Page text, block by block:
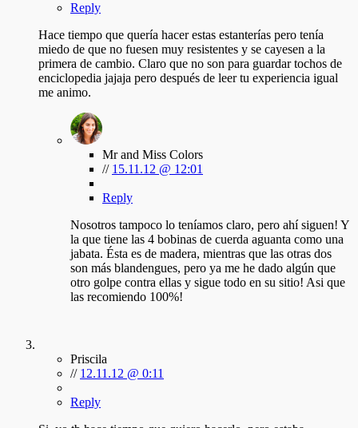
Reply
Hace tiempo que quería hacer estas estanterías pero tenía
miedo de que no fuesen muy resistentes y se cayesen a la
primera de cambio. Claro que no son para guardar tochos de
enciclopedia jajaja pero después de leer tu experiencia igual
me animo.
Mr and Miss Colors
// 15.11.12 @ 12:01
Reply
Nosotros tampoco lo teníamos claro, pero ahí siguen! Y
la que tiene las 4 bobinas de cuerda aguanta como una
jabata. Ésta es de madera, mientras que las otras dos
son más blandengues, pero ya me he dado algún que
otro golpe contra ellas y sigue todo en su sitio! Asi que
las recomiendo 100%!
Priscila
// 12.11.12 @ 0:11
Reply